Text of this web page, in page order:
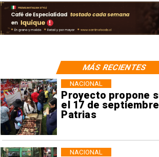
Proyecto propone
el 17 de
Patrias
NACIONAL
NACIONAL
MÁS RECIENTES